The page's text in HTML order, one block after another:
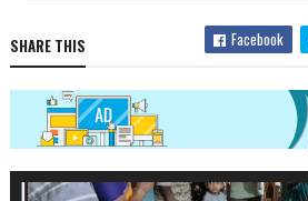
SHARE THIS Facebook